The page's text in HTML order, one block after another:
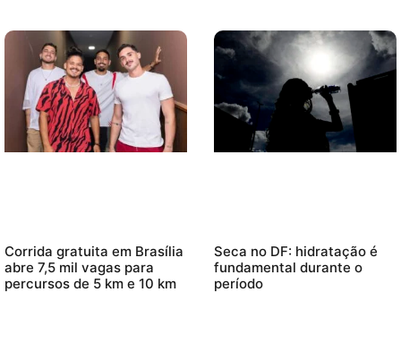
Corrida gratuita em Brasília
abre 7,5 mil vagas para
percursos de 5 km e 10 km
Seca no DF: hidratação é
fundamental durante o
período